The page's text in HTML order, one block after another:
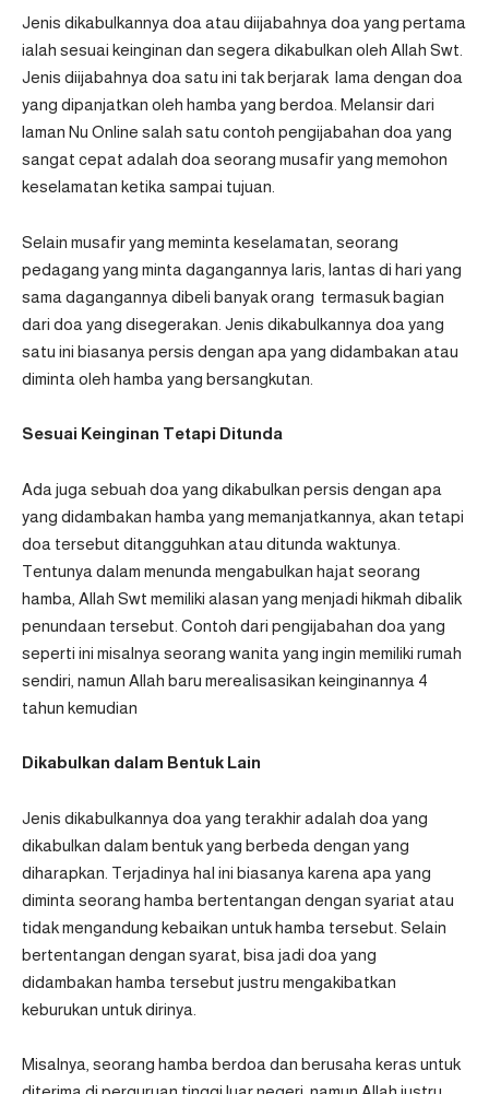
Jenis dikabulkannya doa atau diijabahnya doa yang pertama
ialah sesuai keinginan dan segera dikabulkan oleh Allah Swt.
Jenis diijabahnya doa satu ini tak berjarak lama dengan doa
yang dipanjatkan oleh hamba yang berdoa. Melansir dari
laman Nu Online salah satu contoh pengijabahan doa yang
sangat cepat adalah doa seorang musafir yang memohon
keselamatan ketika sampai tujuan.
Selain musafir yang meminta keselamatan, seorang
pedagang yang minta dagangannya laris, lantas di hari yang
sama dagangannya dibeli banyak orang termasuk bagian
dari doa yang disegerakan. Jenis dikabulkannya doa yang
satu ini biasanya persis dengan apa yang didambakan atau
diminta oleh hamba yang bersangkutan.
Sesuai Keinginan Tetapi Ditunda
Ada juga sebuah doa yang dikabulkan persis dengan apa
yang didambakan hamba yang memanjatkannya, akan tetapi
doa tersebut ditangguhkan atau ditunda waktunya.
Tentunya dalam menunda mengabulkan hajat seorang
hamba, Allah Swt memiliki alasan yang menjadi hikmah dibalik
penundaan tersebut. Contoh dari pengijabahan doa yang
seperti ini misalnya seorang wanita yang ingin memiliki rumah
sendiri, namun Allah baru merealisasikan keinginannya 4
tahun kemudian
Dikabulkan dalam Bentuk Lain
Jenis dikabulkannya doa yang terakhir adalah doa yang
dikabulkan dalam bentuk yang berbeda dengan yang
diharapkan. Terjadinya hal ini biasanya karena apa yang
diminta seorang hamba bertentangan dengan syariat atau
tidak mengandung kebaikan untuk hamba tersebut. Selain
bertentangan dengan syarat, bisa jadi doa yang
didambakan hamba tersebut justru mengakibatkan
keburukan untuk dirinya.
Misalnya, seorang hamba berdoa dan berusaha keras untuk